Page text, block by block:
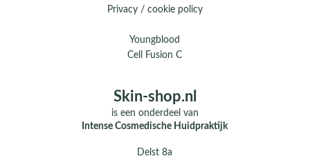
Privacy / cookie policy
Youngblood
Cell Fusion C
Skin-shop.nl
is een onderdeel van
Intense Cosmedische Huidpraktijk
Delst 8a